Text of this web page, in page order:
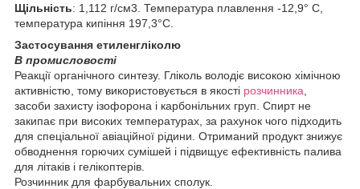
Щільність: 1,112 г/см3. Температура плавлення -12,9° С,
температура кипіння 197,3°С.
Застосування етиленгліколю
В промисловості
Реакції органічного синтезу. Гліколь володіє високою хімічною
активністю, тому використовується в якості розчинника
засоби захисту ізофорона і карбонільних груп. Спирт не
закипає при високих температурах, за рахунок чого підходить
для спеціальної авіаційної рідини. Отриманий продукт знижує
обводнення горючих сумішей і підвищує ефективність палива
для літаків і гелікоптерів.
Розчинник для фарбувальних сполук.